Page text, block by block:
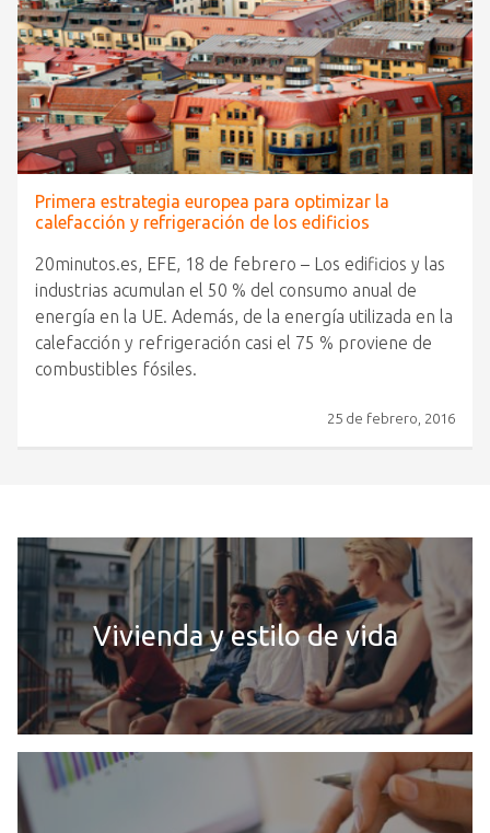
Primera estrategia europea para optimizar la
calefacción y refrigeración de los edificios
20minutos.es, EFE, 18 de febrero – Los edificios y las
industrias acumulan el 50 % del consumo anual de
energía en la UE. Además, de la energía utilizada en la
calefacción y refrigeración casi el 75 % proviene de
combustibles fósiles.
25 de febrero, 2016
Vivienda y estilo de vida